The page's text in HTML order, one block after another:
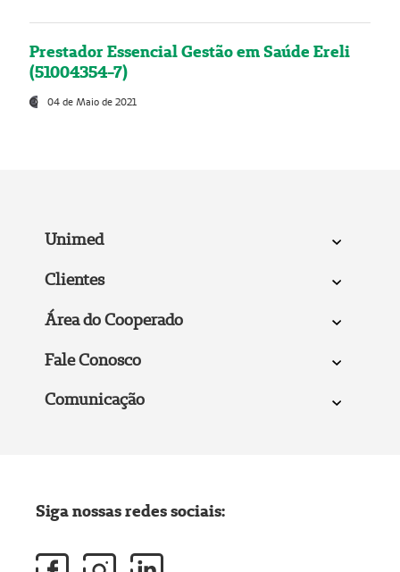
Prestador Essencial Gestão em Saúde Ereli
(51004354-7)
04 de Maio de 2021
Unimed
Clientes
Área do Cooperado
Fale Conosco
Comunicação
Siga nossas redes sociais: